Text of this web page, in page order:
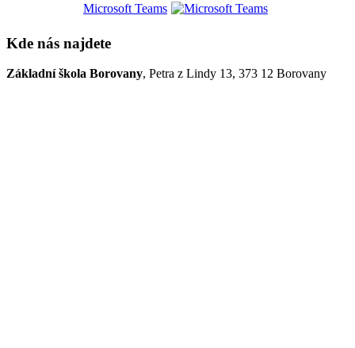
Microsoft Teams
Kde nás najdete
Základní škola Borovany, Petra z Lindy 13, 373 12 Borovany